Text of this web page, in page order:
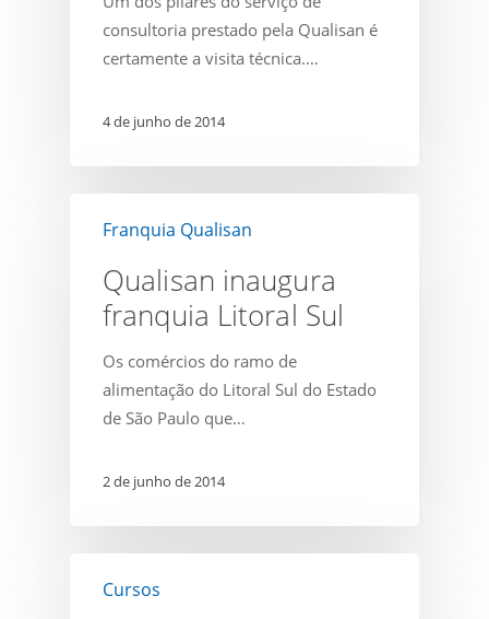
mais
consultoria prestado pela Qualisan é
certamente a visita técnica.…
4 de junho de 2014
inaugura
Litoral
Franquia Qualisan
Qualisan inaugura
franquia Litoral Sul
Os comércios do ramo de
alimentação do Litoral Sul do Estado
de São Paulo que…
2 de junho de 2014
promove
Cursos